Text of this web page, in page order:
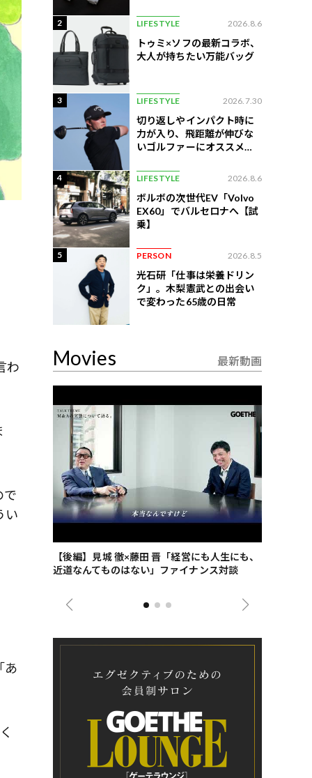
わ
で
い
あ
2 LIFESTYLE 2026.8.6
トゥミ×ソフの最新コラボ、
大人が持ちたい万能バッグ
3 LIFESTYLE 2026.7.30
切り返しやインパクト時に
力が入り、飛距離が伸びな
いゴルファーにオススメの
4 LIFESTYLE 2026.8.6
ボルボの次世代EV「Volvo
EX60」でバルセロナへ【試
乗】
5 PERSON 2026.8.5
光石研「仕事は栄養ドリン
ク」。木梨憲武との出会い
で変わった65歳の日常
Movies 最新動画
【後編】見城 徹×藤田 晋「経営にも人生にも、
近道なんてものはない」ファイナンス対談